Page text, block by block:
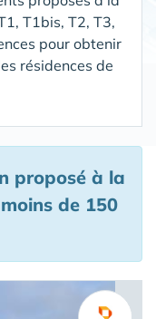
T1bis, T2, T3,
pour obtenir
résidences de
proposé à la
de 150